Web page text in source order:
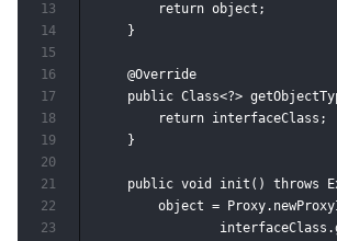
        return object;
    }
    @Override
public Class<?>
        return interfaceClass;
    }
public void init() throws
object =
13
14
15
16
17
18
19
20
21
22
23